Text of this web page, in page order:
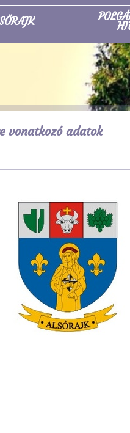
vonatkozó adatok